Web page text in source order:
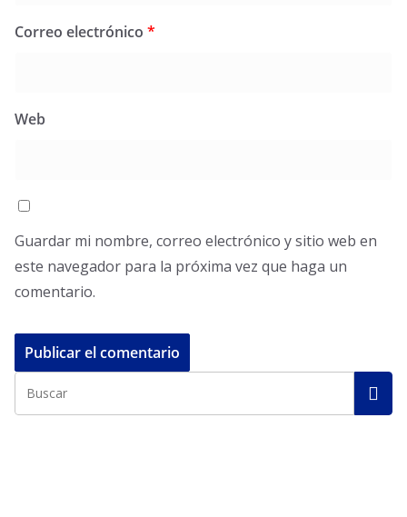
Correo electrónico *
Web
Guardar mi nombre, correo electrónico y sitio web en
este navegador para la próxima vez que haga un
comentario.